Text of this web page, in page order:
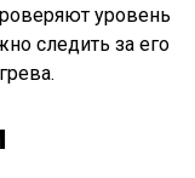
уровень
следить за его